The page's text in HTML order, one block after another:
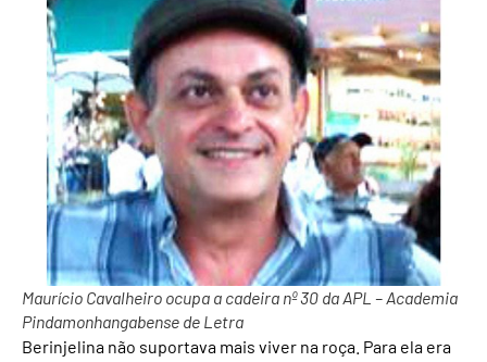
Maurício Cavalheiro ocupa a cadeira nº 30 da APL – Academia
Pindamonhangabense de Letra
Berinjelina não suportava mais viver na roça. Para ela era